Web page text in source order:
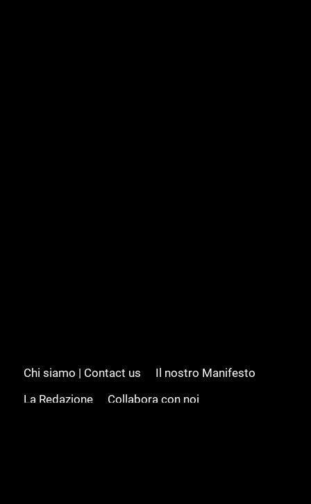
Chi siamo | Contact us
Il nostro Manifesto
La Redazione
Collabora con noi